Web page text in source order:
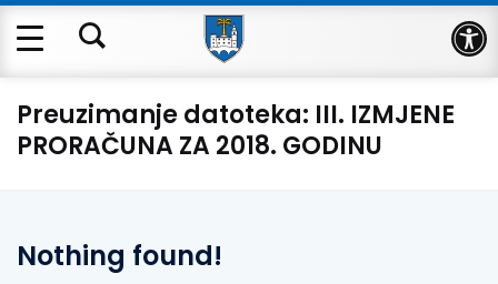
Preuzimanje datoteka: III. IZMJENE
PRORAČUNA ZA 2018. GODINU
Nothing found!